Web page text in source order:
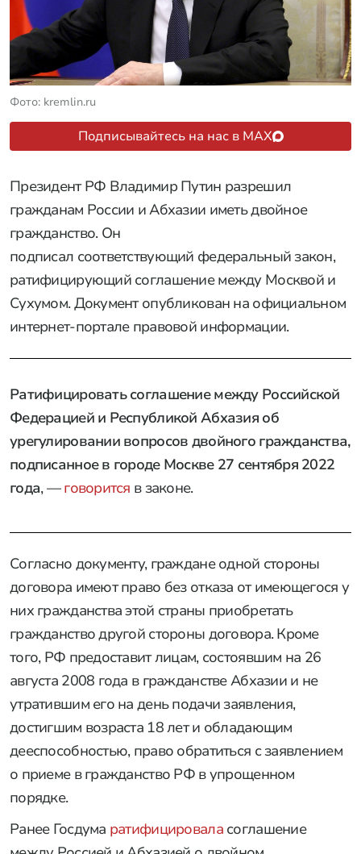
Фото: kremlin.ru
Подписывайтесь на нас в MAX
Президент РФ Владимир Путин разрешил
гражданам России и Абхазии иметь двойное
гражданство. Он
подписал соответствующий федеральный закон,
ратифицирующий соглашение между Москвой и
Сухумом. Документ опубликован на официальном
интернет-портале правовой информации.
Ратифицировать соглашение между Российской
Федерацией и Республикой Абхазия об
урегулировании вопросов двойного гражданства,
подписанное в городе Москве 27 сентября 2022
года, —говорится в законе.
Согласно документу, граждане одной стороны
договора имеют право без отказа от имеющегося у
них гражданства этой страны приобретать
гражданство другой стороны договора. Кроме
того, РФ предоставит лицам, состоявшим на 26
августа 2008 года в гражданстве Абхазии и не
утратившим его на день подачи заявления,
достигшим возраста 18 лет и обладающим
дееспособностью, право обратиться с заявлением
о приеме в гражданство РФ в упрощенном
порядке.
Ранее Госдума ратифицироваласоглашение